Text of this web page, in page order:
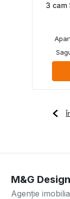
3 cam
M&G
Agenție